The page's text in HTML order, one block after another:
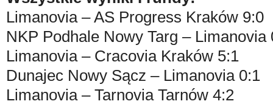
Limanovia – AS Progress Kraków 9:0
NKP Podhale Nowy Targ – Limanovia
Limanovia – Cracovia Kraków 5:1
Dunajec Nowy Sącz – Limanovia 0:1
Limanovia – Tarnovia Tarnów 4:2